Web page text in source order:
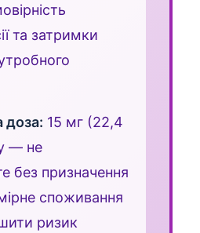
та затримки
доза: 15 мг (22,4
— не
без призначення
споживання
ризик